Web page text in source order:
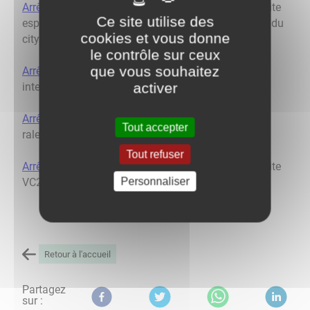
Arrêté 2020_030 du 27/07/2020
: circulation interdite
espace vert autour du calvaire place de la Mairie et du
city-stade route du lavoir
Arrêté 2020_031 du 27/07/2020: stationnement
interdit près du city-stade et lavoir
Arrêté 2023_026 du 25/08/2023: stop, plateaux
ralentisseurs et zone 30 route de Boujolle
Arrêté 2023_033 du 11/09/2023: circulation interdite
VC2 dite rue des Saugeots sauf exceptions
Retour à l'accueil
Partagez
sur :
Ce site utilise des
cookies et vous donne
le contrôle sur ceux
que vous souhaitez
activer
Tout accepter
Tout refuser
Personnaliser